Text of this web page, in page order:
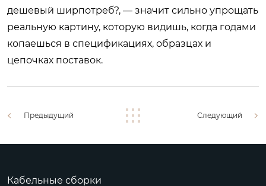
дешевый ширпотреб?, — значит сильно упрощать
реальную картину, которую видишь, когда годами
копаешься в спецификациях, образцах и
цепочках поставок.
Предыдущий Следующий
Кабельные сборки